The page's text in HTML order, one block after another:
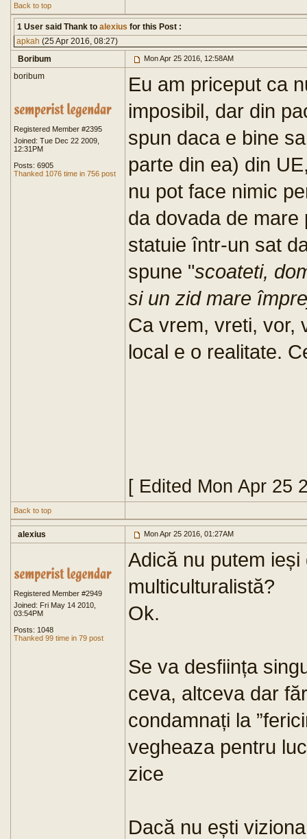
Back to top
1 User said Thank to alexius for this Post :
apkah (25 Apr 2016, 08:27)
Boribum
Mon Apr 25 2016, 12:58AM
boribum
Registered Member #2395
Joined: Tue Dec 22 2009,
12:31PM
Posts: 6905
Thanked 1076 time in 756 post
Eu am priceput ca
imposibil, dar din
spun daca e bine
parte din ea) din
nu pot face nimic
da dovada de
statuie într-un sat
spune "scoateti,
si un zid mare
Ca vrem, vreti, vor,
local e o realitate.
[ Edited Mon Apr 25
Back to top
alexius Mon Apr 25 2016, 01:27AM
Registered Member #2949
Joined: Fri May 14 2010,
03:54PM
Posts: 1048
Thanked 99 time in 79 post
Adică nu putem
multiculturalistă?
Ok.
Se va desființa
ceva, altceva dar
condamnați la
vegheaza pentru
zice
Dacă nu ești